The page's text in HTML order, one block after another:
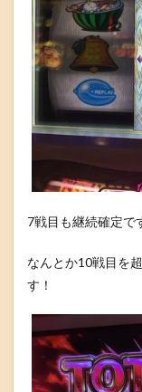
7戦目も継続確定で
なんとか10戦目を
す！